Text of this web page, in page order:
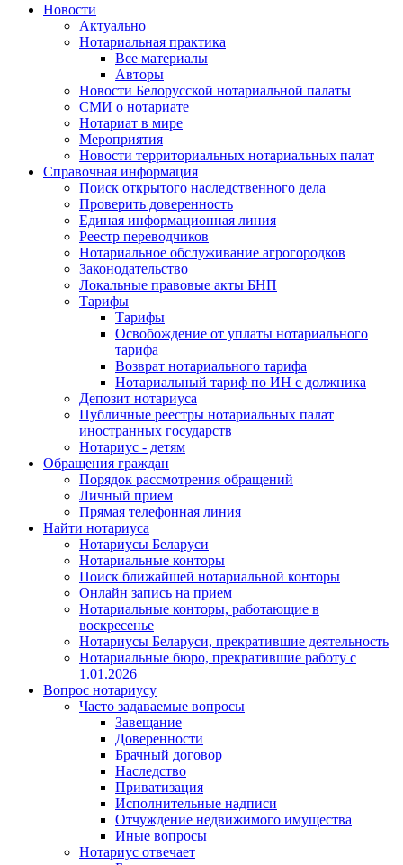
Новости
Актуально
Нотариальная практика
Все материалы
Авторы
Новости Белорусской нотариальной палаты
СМИ о нотариате
Нотариат в мире
Мероприятия
Новости территориальных нотариальных палат
Справочная информация
Поиск открытого наследственного дела
Проверить доверенность
Единая информационная линия
Реестр переводчиков
Нотариальное обслуживание агрогородков
Законодательство
Локальные правовые акты БНП
Тарифы
Тарифы
Освобождение от уплаты нотариального
тарифа
Возврат нотариального тарифа
Нотариальный тариф по ИН с должника
Депозит нотариуса
Публичные реестры нотариальных палат
иностранных государств
Нотариус - детям
Обращения граждан
Порядок рассмотрения обращений
Личный прием
Прямая телефонная линия
Найти нотариуса
Нотариусы Беларуси
Нотариальные конторы
Поиск ближайшей нотариальной конторы
Онлайн запись на прием
Нотариальные конторы, работающие в
воскресенье
Нотариусы Беларуси, прекратившие деятельность
Нотариальные бюро, прекратившие работу с
1.01.2026
Вопрос нотариусу
Часто задаваемые вопросы
Завещание
Доверенности
Брачный договор
Наследство
Приватизация
Исполнительные надписи
Отчуждение недвижимого имущества
Иные вопросы
Нотариус отвечает